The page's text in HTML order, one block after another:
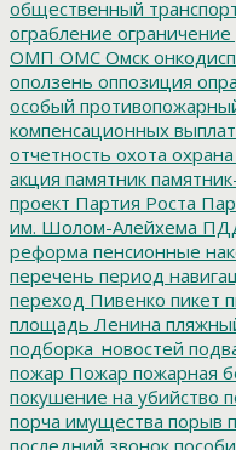
общественный
ограбление
ОМП ОМС Омск
оползень оппозиция
особый
компенсационных выплат
отчетность охота
акция памятник
проект Партия Роста
им. Шолом-Алейхема
реформа пенсионные
перечень период
переход Пивенко пикет
площадь Ленина
подборка_новостей
пожар Пожар пожарная
покушение на убийство
порча имущества порыв